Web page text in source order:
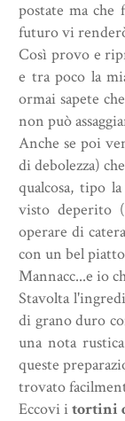
postate ma
futuro vi
Così provo e
e tra poco la
ormai sapete
non può
Anche se poi
di debolezza)
qualcosa, tipo
visto deperito
operare di
con un bel
Mannacc...e io
Stavolta
di grano duro
una nota
queste
trovato
Eccovi itortini